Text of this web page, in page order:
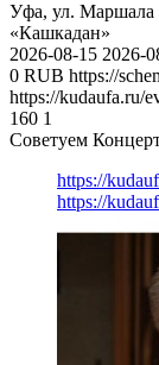
Уфа, ул. Маршала
«Кашкадан»
2026-08-15 2026-
0 RUB https://
https://kudaufa.ru/
160 1
Советуем
https://
https://